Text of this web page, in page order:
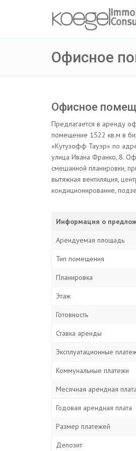
Офисное
Офисное
Предлагается в аренду
помещение 1522 кв.м в
«Кутузофф Тауэр» по
улица Ивана Франко, 8.
смешанной планировки,
вытяжная вентиляция,
кондиционирование,
Информация о
Арендуемая площадь
Тип помещения
Планировка
Этаж
Готовность
Ставка аренды
Эксплуатационные
Коммунальные платежи
Месячная арендная плата
Годовая арендная плата
Размер платежей
Депозит